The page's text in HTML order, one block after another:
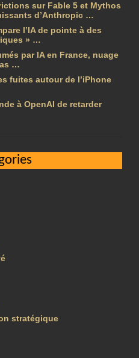
sur Fable 5 et Mythos
d’Anthropic …
l’IA de pointe à des
» …
par IA en France, nuage
…
fuites autour de l’iPhone
à OpenAI de retarder
stratégique